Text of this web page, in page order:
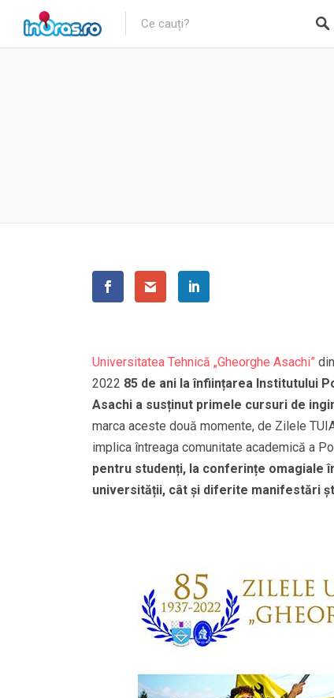
Universitatea Tehnică „Gheorghe Asachi”
2022 85 de ani la înființarea Institutului
Asachi a susținut primele cursuri de
marca aceste două momente, de Zilele
implica întreaga comunitate academică a
pentru studenți, la conferințe
universității, cât și diferite manifestări